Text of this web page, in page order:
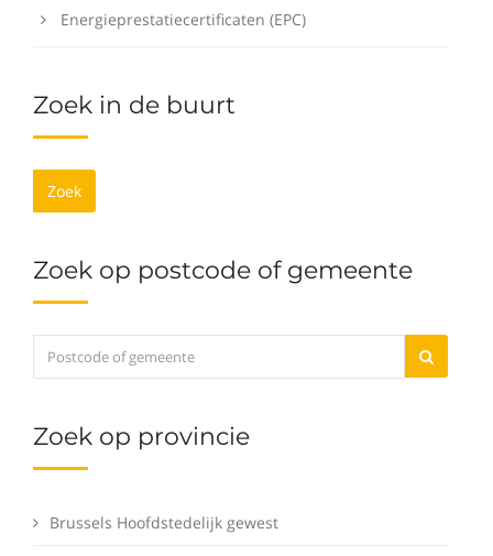
Energieprestatiecertificaten (EPC)
Zoek in de buurt
Zoek
Zoek op postcode of gemeente
Zoek op provincie
Brussels Hoofdstedelijk gewest